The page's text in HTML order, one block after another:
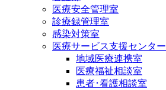
医療安全管理室
診療録管理室
感染対策室
医療サービス支援センター
地域医療連携室
医療福祉相談室
患者･看護相談室